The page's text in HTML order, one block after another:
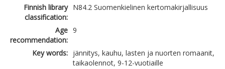
Finnish library
classification:
N84.2 Suomenkielinen kertomakirjallisuus
Age
recommendation:
9
Key words: jännitys, kauhu, lasten ja nuorten romaanit,
taikaolennot, 9-12-vuotiaille